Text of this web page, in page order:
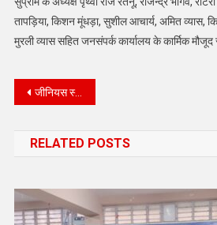
तापड़िया, किशन मूंधड़ा, सुशील आचार्य, अमित व्यास,
मुरली व्यास सहित जनसंपर्क कार्यालय के कार्मिक मौजूद
Post
जीनियस स्टूडेंट ऑफ कंपटीशन जिला स्तरीय छात्रवृत्ति प्रतियोगिता का आगाज।
RELATED POSTS